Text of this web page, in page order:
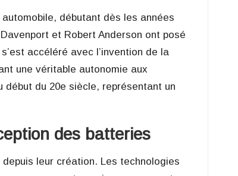
débutant dès les années
et Robert Anderson ont posé
accéléré avec l’invention de la
une véritable autonomie aux
du 20e siècle, représentant un
des batteries
leur création. Les technologies